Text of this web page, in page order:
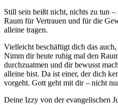
Still sein heißt nicht, nichts zu tun –
Raum für Vertrauen und für die
alleine tragen.
Vielleicht beschäftigt dich das
Nimm dir heute ruhig mal den
durchzuatmen und dir bewusst
alleine bist. Da ist einer, der dich
vorgeht. Gott geht mit dir – nicht
Deine Izzy von der evangelischen